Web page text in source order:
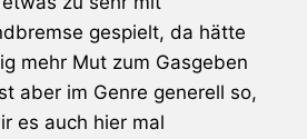
gespielt, da hätte
mehr Mut zum Gasgeben
aber im Genre generell so,
es auch hier mal